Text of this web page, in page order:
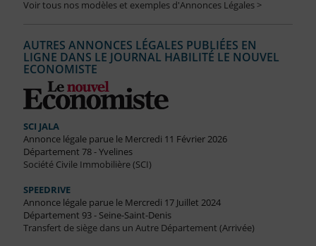
Voir tous nos modèles et exemples d'Annonces Légales >
AUTRES ANNONCES LÉGALES PUBLIÉES EN
LIGNE DANS LE JOURNAL HABILITÉ LE NOUVEL
ECONOMISTE
SCI JALA
Annonce légale parue le Mercredi 11 Février 2026
Département 78 - Yvelines
Société Civile Immobilière (SCI)
SPEEDRIVE
Annonce légale parue le Mercredi 17 Juillet 2024
Département 93 - Seine-Saint-Denis
Transfert de siège dans un Autre Département (Arrivée)